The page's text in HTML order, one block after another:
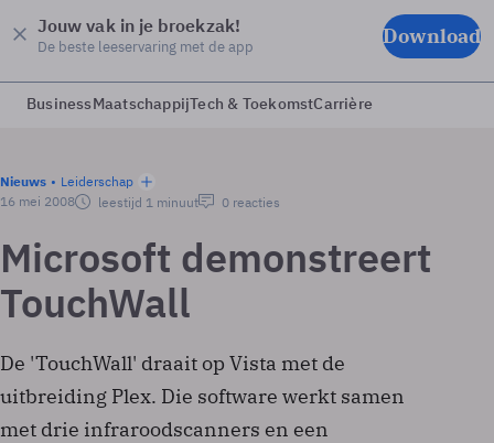
Jouw vak in je broekzak!
De beste leeservaring met de app Download
BusinessMaatschappijTech & ToekomstCarrière
Nieuws
Leiderschap
16 mei 2008
leestijd 1 minuut 0 reacties
Microsoft demonstreert
TouchWall
De 'TouchWall' draait op Vista met de
uitbreiding Plex. Die software werkt samen
met drie infraroodscanners en een